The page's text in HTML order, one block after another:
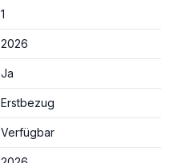
1
2026
Ja
Erstbezug
Verfügbar